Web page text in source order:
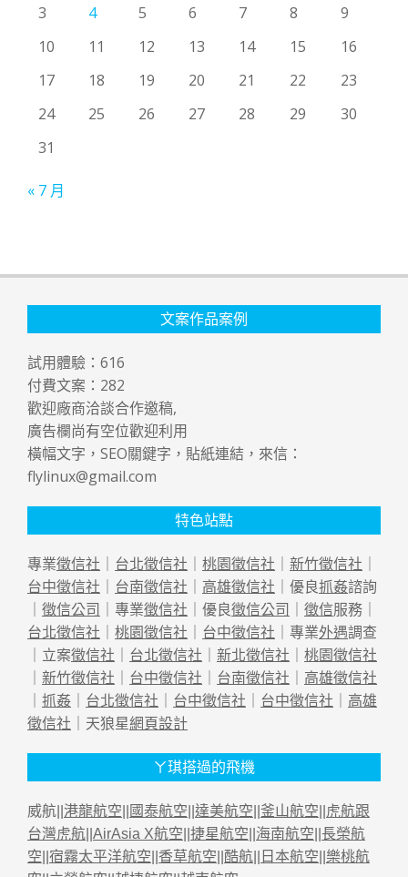
3
4 5 6 7 8
9
10
11 12 13 14 15
16
17
18 19 20 21 22
23
24
25 26 27 28 29
30
31
« 7 月
文案作品案例
試用體驗： 616
付費文案： 282
歡迎廠商洽談合作邀稿,
廣告欄尚有空位歡迎利用
橫幅文字，SEO關鍵字，貼紙連結，來信：
flylinux@gmail.com
特色站點
專業徵信社 ｜ 台北徵信社 ｜ 桃園徵信社 ｜ 新竹徵信社 ｜
台中徵信社 ｜ 台南徵信社 ｜ 高雄徵信社 ｜優良抓姦諮詢
｜ 徵信公司 ｜專業徵信社 ｜優良徵信公司 ｜ 徵信服務｜
台北徵信社 ｜ 桃園徵信社 ｜ 台中徵信社 ｜專業外遇調查
｜立案徵信社 ｜ 台北徵信社 ｜ 新北徵信社 ｜ 桃園徵信社
｜ 新竹徵信社 ｜ 台中徵信社 ｜ 台南徵信社 ｜ 高雄徵信社
｜ 抓姦 ｜ 台北徵信社 ｜ 台中徵信社 ｜ 台中徵信社 ｜ 高雄
徵信社 ｜天狼星網頁設計
ㄚ琪搭過的飛機
威航|| 港龍航空 國泰航空 達美航空 釜山航空
虎航跟
台灣虎航 AirAsia X航空 捷星航空 海南航空 長榮航
空 宿霧太平洋航空 香草航空 酷航 日本航空 樂桃航